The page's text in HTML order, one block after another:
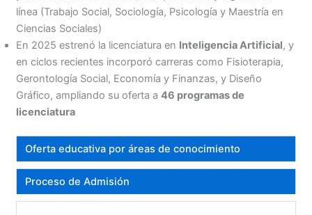
línea (Trabajo Social, Sociología, Psicología y Maestría en
Ciencias Sociales)
En 2025 estrenó la licenciatura en Inteligencia Artificial, y
en ciclos recientes incorporó carreras como Fisioterapia,
Gerontología Social, Economía y Finanzas, y Diseño
Gráfico, ampliando su oferta a 46 programas de
licenciatura
Oferta educativa por áreas de conocimiento
Proceso de Admisión